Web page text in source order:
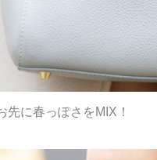
に春っぽさをMIX！